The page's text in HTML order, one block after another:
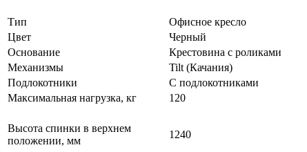
Тип
Офисное кресло
Цвет
Черный
Основание
Крестовина с роликами
Механизмы
Tilt (Качания)
Подлокотники
С подлокотниками
Максимальная нагрузка, кг
120
Высота спинки в верхнем
положении, мм
1240